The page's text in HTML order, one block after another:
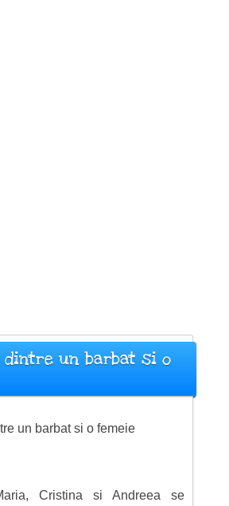
dintre un barbat si o
un barbat si o femeie
Cristina si Andreea se